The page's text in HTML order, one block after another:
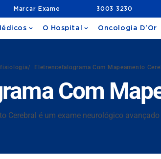
Marcar Exame 3003 3230
O Hospital Oncologia D'Or
/ Eletrencefalograma Com Mapeamento
Com
Cerebral é um exame neurológico